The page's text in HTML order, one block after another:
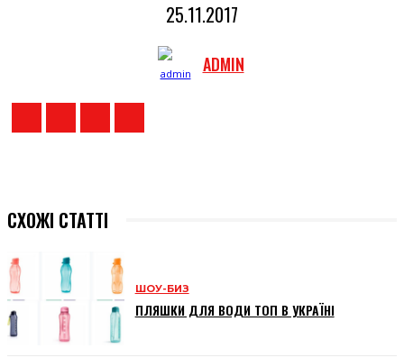
25.11.2017
ADMIN
СХОЖІ СТАТТІ
ШОУ-БИЗ
ПЛЯШКИ ДЛЯ ВОДИ ТОП В УКРАЇНІ